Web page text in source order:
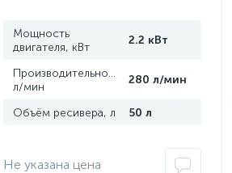
Мощность
двигателя, кВт
2.2 кВт
Производительность,
л/мин
280 л/мин
Объём ресивера, л 50 л
Не указана цена